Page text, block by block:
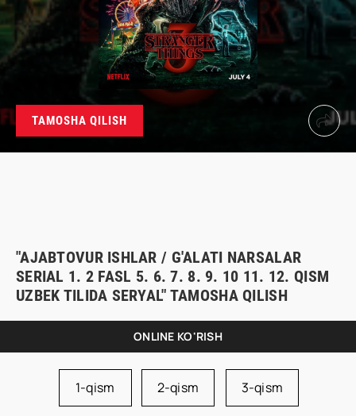
TAMOSHA QILISH
"AJABTOVUR ISHLAR / G'ALATI NARSALAR
SERIAL 1. 2 FASL 5. 6. 7. 8. 9. 10 11. 12. QISM
UZBEK TILIDA SERYAL" TAMOSHA QILISH
ONLINE KO'RISH
1-qism 2-qism 3-qism